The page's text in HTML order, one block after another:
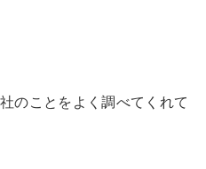
のことをよく調べてくれて